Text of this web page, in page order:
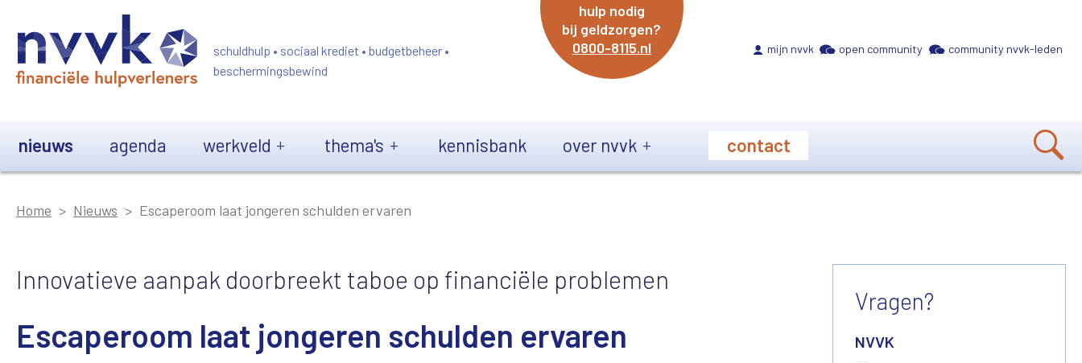
schuldhulp • sociaal krediet • budgetbeheer •
beschermingsbewind
hulp nodig
bij geldzorgen?
0800-8115.nl
mijn nvvk open community community nvvk-leden
nieuws agenda werkveld thema's kennisbank over nvvk contact
Home Nieuws Escaperoom laat jongeren schulden ervaren
Innovatieve aanpak doorbreekt taboe op financiële problemen
Escaperoom laat jongeren schulden ervaren
Vragen?
NVVK